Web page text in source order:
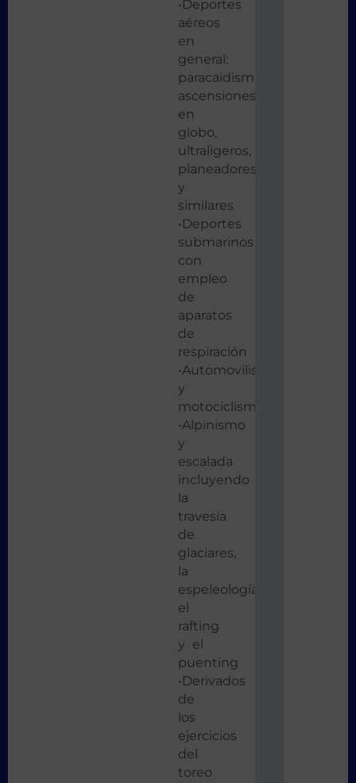
•Deportes
aéreos
en
general:
paracaidismo,
ascensiones
en
globo,
ultraligeros,
planeadores
y
similares
•Deportes
submarinos
con
empleo
de
aparatos
de
respiración
•Automovilismo
y
motociclismo
•Alpinismo
y
escalada
incluyendo
la
travesía
de
glaciares,
la
espeleología
el
rafting
y el
puenting
•Derivados
de
los
ejercicios
del
toreo